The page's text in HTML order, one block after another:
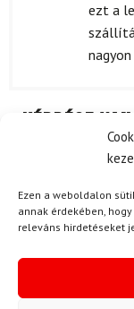
Ezen a weboldalon
annak érdekében,
releváns hirdetéseket
ezt a
nagyon
Kérdése